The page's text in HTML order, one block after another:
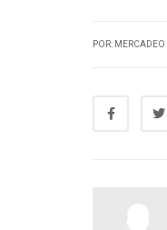
POR: MERCADEO